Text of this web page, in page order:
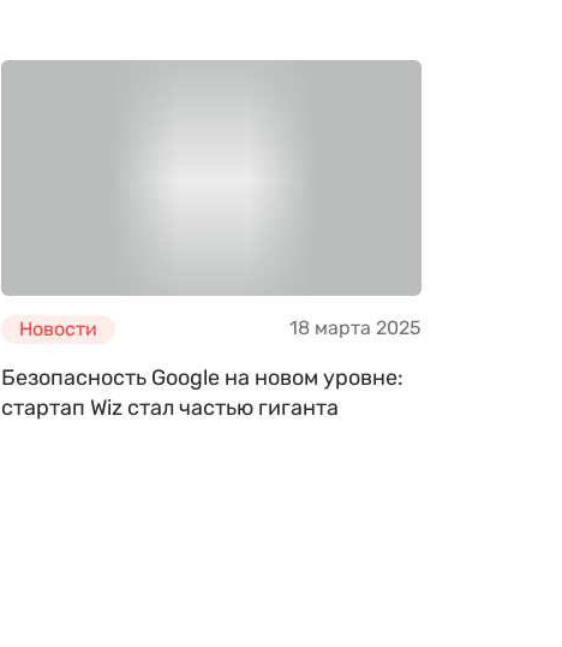
Новости 18 марта 2025
Безопасность Google на новом уровне:
стартап Wiz стал частью гиганта